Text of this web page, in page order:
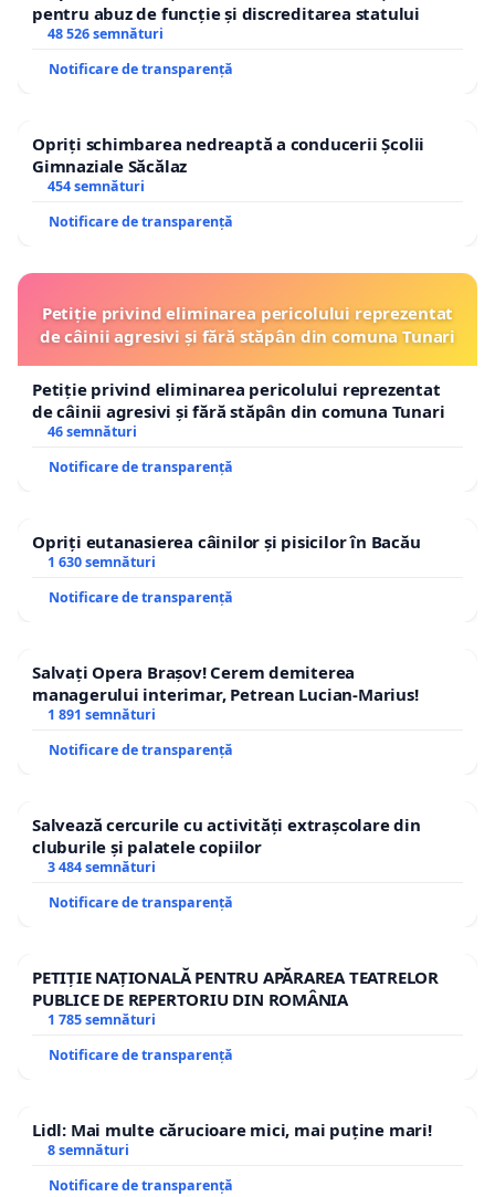
pentru abuz de funcție și discreditarea statului
48 526 semnături
Notificare de transparență
Opriți schimbarea nedreaptă a conducerii Școlii
Gimnaziale Săcălaz
454 semnături
Notificare de transparență
Petiție privind eliminarea pericolului reprezentat
de câinii agresivi și fără stăpân din comuna Tunari
Petiție privind eliminarea pericolului reprezentat
de câinii agresivi și fără stăpân din comuna Tunari
46 semnături
Notificare de transparență
Opriți eutanasierea câinilor și pisicilor în Bacău
1 630 semnături
Notificare de transparență
Salvați Opera Brașov! Cerem demiterea
managerului interimar, Petrean Lucian-Marius!
1 891 semnături
Notificare de transparență
Salvează cercurile cu activități extrașcolare din
cluburile și palatele copiilor
3 484 semnături
Notificare de transparență
PETIȚIE NAȚIONALĂ PENTRU APĂRAREA TEATRELOR
PUBLICE DE REPERTORIU DIN ROMÂNIA
1 785 semnături
Notificare de transparență
Lidl: Mai multe cărucioare mici, mai puține mari!
8 semnături
Notificare de transparență